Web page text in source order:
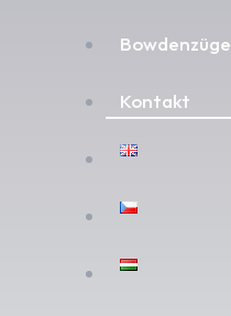
Bowdenzüge
Kontakt